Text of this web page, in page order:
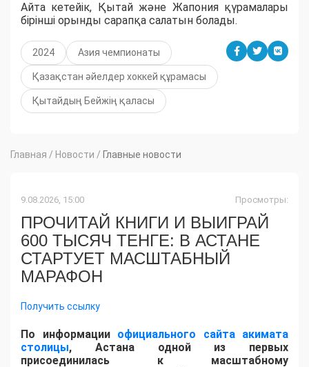
Айта кетейік, Қытай және Жапония қүрамалары
бірінші орынды сарапқа салатын болады.
2024 Азия чемпионаты
Қазақстан әйелдер хоккей құрамасы
Қытайдың Бейжің қаласы
Главная / Новости / Главные новости
9.08.2026, 15:00 Просмотры:
ПРОЧИТАЙ КНИГИ И ВЫИГРАЙ
600 ТЫСЯЧ ТЕНГЕ: В АСТАНЕ
СТАРТУЕТ МАСШТАБНЫЙ
МАРАФОН
Получить ссылку
По информации официального сайта акимата
столицы, Астана одной из первых
присоединилась к масштабному